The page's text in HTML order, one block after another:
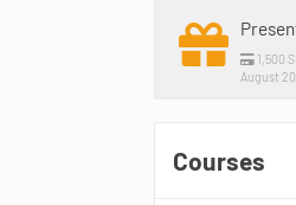
1,500
August
Courses